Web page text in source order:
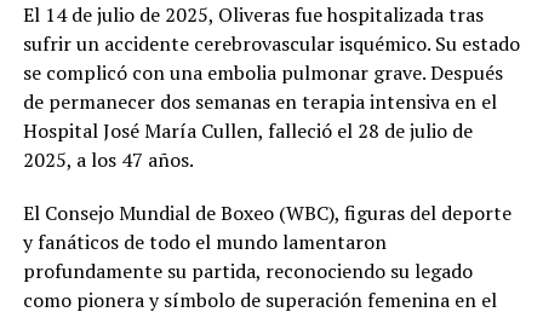
El 14 de julio de 2025, Oliveras fue hospitalizada tras
sufrir un accidente cerebrovascular isquémico. Su estado
se complicó con una embolia pulmonar grave. Después
de permanecer dos semanas en terapia intensiva en el
Hospital José María Cullen, falleció el 28 de julio de
2025, a los 47 años.
El Consejo Mundial de Boxeo (WBC), figuras del deporte
y fanáticos de todo el mundo lamentaron
profundamente su partida, reconociendo su legado
como pionera y símbolo de superación femenina en el